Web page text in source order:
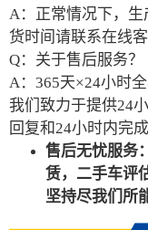
A：正常情况下，
货时间请联系在线
Q：关于售后服务？
A：365天×24小时
我们致力于提供24
回复和24小时内完
售后无忧服务
赁，二手车评
坚持尽我们所